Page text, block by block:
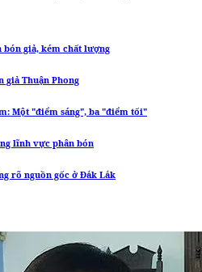
bón giả, kém chất lượng
giả Thuận Phong
Một "điểm sáng", ba "điểm tối"
lĩnh vực phân bón
rõ nguồn gốc ở Đắk Lắk